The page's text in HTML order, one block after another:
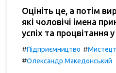
Оцініть це, а потім
які чоловічі імена
успіх та процвітання у
#Підприємництво #
#Олександр Македонський